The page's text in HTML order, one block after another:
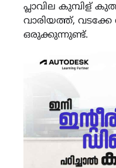
പ്ലാവില കുമ്പിള്
വാരിയത്ത്,
ഒരുക്കുന്നുണ്ട്.